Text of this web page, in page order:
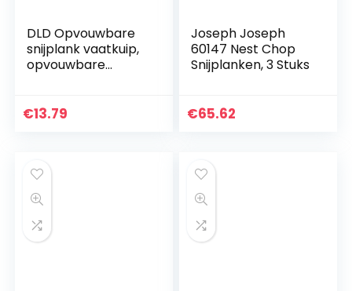
DLD Opvouwbare
snijplank vaatkuip,
opvouwbare
stekker,
€13.79
Joseph Joseph
60147 Nest Chop
Snijplanken, 3 Stuks
€65.62